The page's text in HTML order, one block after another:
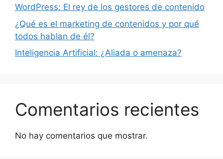
WordPress: El rey de los gestores de contenido
¿Qué es el marketing de contenidos y por qué
todos hablan de él?
Inteligencia Artificial: ¿Aliada o amenaza?
Comentarios recientes
No hay comentarios que mostrar.